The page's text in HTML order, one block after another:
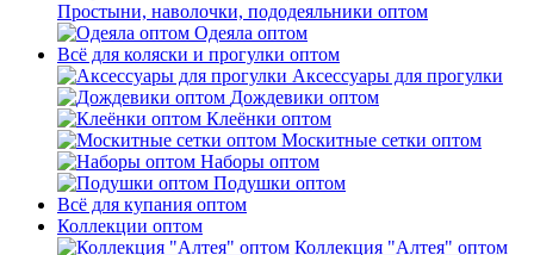
Простыни, наволочки, пододеяльники оптом
Одеяла оптом
Всё для коляски и прогулки оптом
Аксессуары для прогулки
Дождевики оптом
Клеёнки оптом
Москитные сетки оптом
Наборы оптом
Подушки оптом
Всё для купания оптом
Коллекции оптом
Коллекция "Алтея" оптом